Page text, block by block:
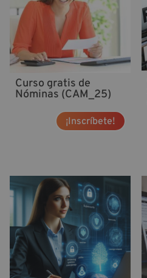
Curso gratis de
Nóminas (CAM_25)
¡Inscríbete!